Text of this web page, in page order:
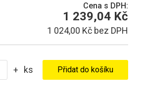
Cena s DPH:
1 239,04 Kč
1 024,00 Kč bez DPH
+ ks